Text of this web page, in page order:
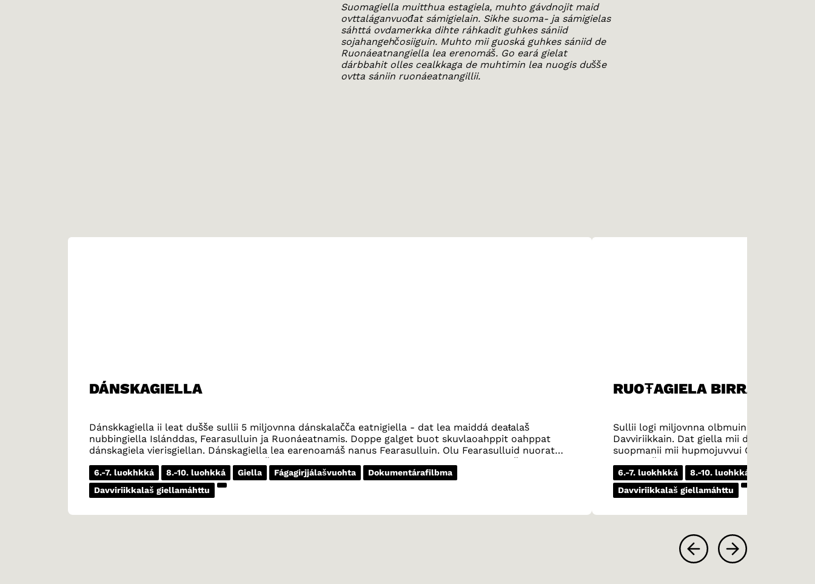
Suomagiella muitthua estagiela, muhto gávdnojit maid
ovttaláganvuođat sámigielain. Sikhe suoma- ja sámigielas
sáhttá ovdamerkka dihte ráhkadit guhkes sániid
sojahangehčosiiguin. Muhto mii guoská guhkes sániid de
Ruonáeatnangiella lea erenomáš. Go eará gielat
dárbbahit olles cealkkaga de muhtimin lea nuogis dušše
ovtta sániin ruonáeatnangillii.
DÁNSKAGIELLA
Dánskkagiella ii leat dušše sullii 5 miljovnna dánskalačča eatnigiella - dat lea maiddá deaŧalaš
nubbingiella Islánddas, Fearasulluin ja Ruonáeatnamis. Doppe galget buot skuvlaoahppit oahppat
dánskagiela vierisgiellan. Dánskagiella lea earenoamáš nanus Fearasulluin. Olu Fearasulluid nuorat
lohket ovdal girjjiid dánskkagillii go iežaset eatnigillii. Dánskkagiella lea dasa lassin deaŧalaš
unnitlohkogiella davvi Duiskkas.
6.-7. luokhkká 8.-10. luohkká Giella Fágagirjjálašvuohta
Dokumentárafilbma
Davviriikkalaš giellamáhttu
RUOŦAGIELA BIRRA
Sullii logi miljovnna olbmuin geat hupmet
Davviriikkain. Dat giella mii dávjá
suopmanii mii hupmojuvvui Gaska-
báikkálaš suopmanat ellet viidáseappot.
suopmana maid lea álki dovdat. Skånsk
Gotlandsk lea dovvdus
ovdamearkka dugte haust dan sadjái go
6.-7. luokhkká 8.-10. luohkká
Davviriikkalaš giellamáhttu